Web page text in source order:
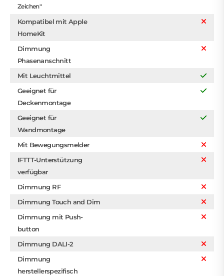
Zeichen"
Kompatibel mit Apple
HomeKit
Dimmung
Phasenanschnitt
Mit Leuchtmittel
Geeignet für
Deckenmontage
Geeignet für
Wandmontage
Mit Bewegungsmelder
IFTTT-Unterstützung
verfügbar
Dimmung RF
Dimmung Touch and Dim
Dimmung mit Push-
button
Dimmung DALI-2
Dimmung
herstellerspezifisch